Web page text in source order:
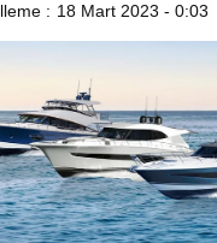
: 18 Mart 2023 - 0:03